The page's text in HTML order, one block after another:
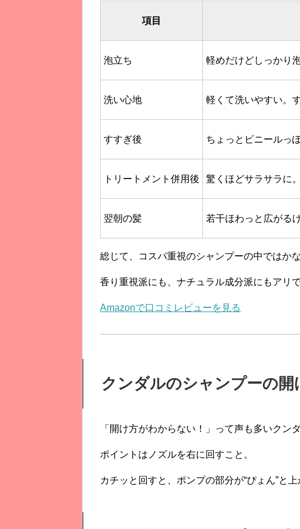
項目
泡立ち 軽めだけどしっかり
洗い心地 軽くて洗いやすい。
すすぎ後 ちょっとビニールっ
トリートメント併用後 驚くほどサラサラに
翌朝の髪 若干ほわっと広がる
総じて、コスパ重視のシャンプーの中ではかな
香り重視派にも、ナチュラル成分派にもアリで
Amazonで口コミレビューを見る
クンダルのシャンプーの開
「開け方がわからない！」って声も多いクンダ
ポイントはノズルを右に回すこと。
カチッと回すと、ポンプの部分が“ぴょん”と上